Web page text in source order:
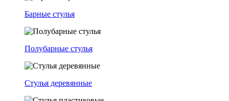
Барные стулья
Полубарные стулья
Стулья деревянные